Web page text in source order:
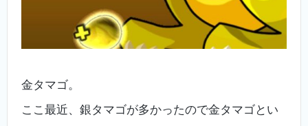
金タマゴ。
ここ最近、銀タマゴが多かったので金タマゴとい